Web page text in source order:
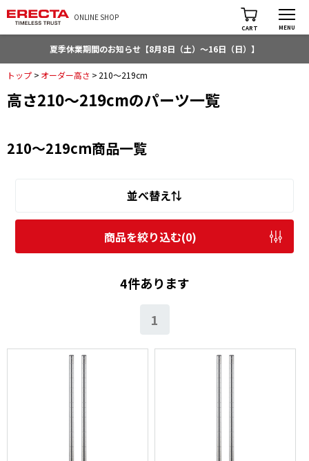
ONLINE SHOP
CART MENU
夏季休業期間のお知らせ【8月8日（土）～16日（日）】
トップ > オーダー高さ > 210～219cm
高さ210～219cmのパーツ一覧
210～219cm商品一覧
並べ替え⇅
商品を絞り込む(0)
4件あります
1